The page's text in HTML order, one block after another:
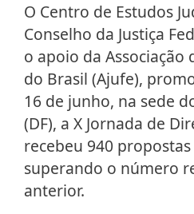
O Centro de Estudos
Conselho da Justiça
o apoio da Associação
do Brasil (Ajufe),
16 de junho, na sede
(DF), a X Jornada de
recebeu 940
superando o número
anterior.